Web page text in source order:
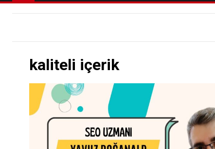
kaliteli içerik